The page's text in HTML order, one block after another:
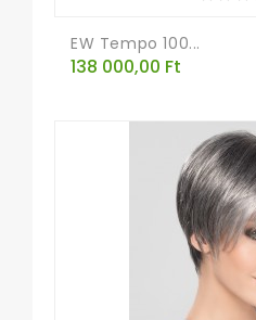
EW Tempo 100...
Ár
138 000,00 Ft